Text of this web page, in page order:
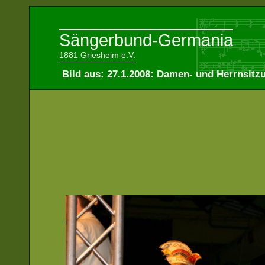
Sängerbund-Germania
1881 Griesheim e.V.
Bild aus: 27.1.2008: Damen- und